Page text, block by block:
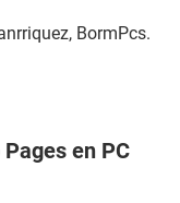
BormPcs.
en PC